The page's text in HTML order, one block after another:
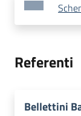
Referenti
Bellettini